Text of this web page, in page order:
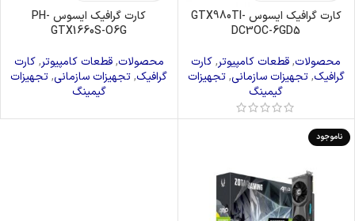
کارت گرافیک ایسوس GTX980TI-
DC3OC-6GD5
محصولات,قطعات کامپیوتر,کارت
گرافیک,تجهیزات سازمانی,تجهیزات
گیمینگ
کارت گرافیک ایسوس PH-
GTX1660S-O6G
محصولات,قطعات کامپیوتر,کارت
گرافیک,تجهیزات سازمانی,تجهیزات
گیمینگ
ناموجود